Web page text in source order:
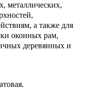
металлических,
а также для
оконных рам,
деревянных и